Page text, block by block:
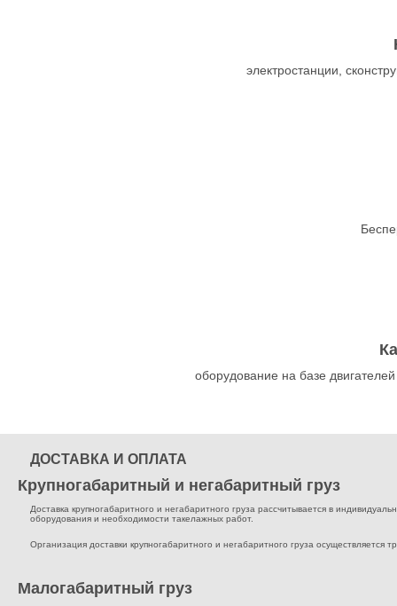
электростанции,
оборудование на базе
ДОСТАВКА И ОПЛАТА
Крупногабаритный и негабаритный груз
Доставка крупногабаритного и негабаритного груза рассчитывается в
оборудования и необходимости такелажных работ.
Организация доставки крупногабаритного и негабаритного груза
Малогабаритный груз